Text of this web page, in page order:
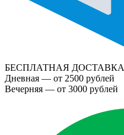
БЕСПЛАТНАЯ ДОСТАВКА
Дневная — от 2500 рублей
Вечерняя — от 3000 рублей